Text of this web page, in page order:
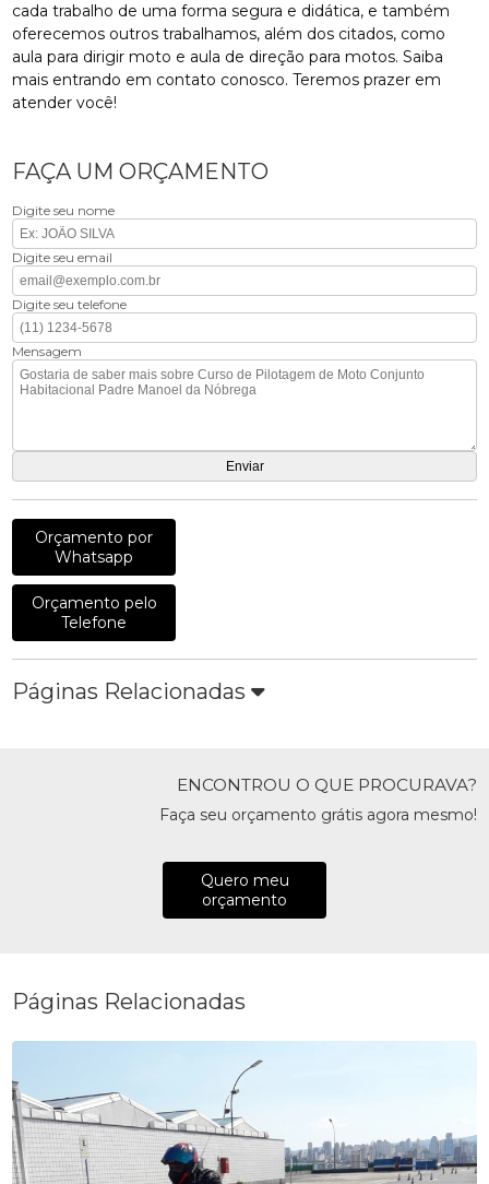
cada trabalho de uma forma segura e didática, e também
oferecemos outros trabalhamos, além dos citados, como
aula para dirigir moto e aula de direção para motos. Saiba
mais entrando em contato conosco. Teremos prazer em
atender você!
FAÇA UM ORÇAMENTO
Digite seu nome
Digite seu email
Digite seu telefone
Mensagem
Orçamento por
Whatsapp
Orçamento pelo
Telefone
Páginas Relacionadas
ENCONTROU O QUE PROCURAVA?
Faça seu orçamento grátis agora mesmo!
Quero meu
orçamento
Páginas Relacionadas